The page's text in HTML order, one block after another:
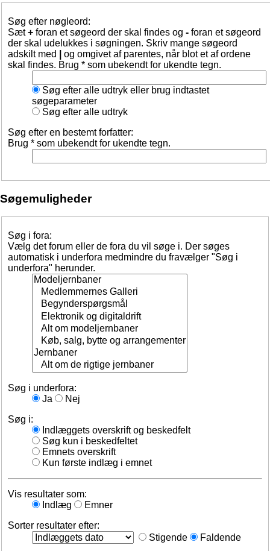
Søg efter nøgleord:
Sæt+ foran et søgeord der skal findes og - foran et søgeord
der skal udelukkes i søgningen. Skriv mange søgeord
adskilt med
og omgivet af parentes, når blot et af ordene
skal findes. Brug * som ubekendt for ukendte tegn.
Søg efter alle udtryk eller brug indtastet
søgeparameter
Søg efter alle udtryk
Søg efter en bestemt forfatter:
Brug * som ubekendt for ukendte tegn.
Søgemuligheder
Søg i fora:
Vælg det forum eller de fora du vil søge i. Der søges
automatisk i underfora medmindre du fravælger "Søg i
underfora" herunder.
Søg i underfora:
Ja
Nej
Søg i:
Indlæggets overskrift og beskedfelt
Søg kun i beskedfeltet
Emnets overskrift
Kun første indlæg i emnet
Vis resultater som:
Indlæg
Emner
Sorter resultater efter:
Stigende
Faldende